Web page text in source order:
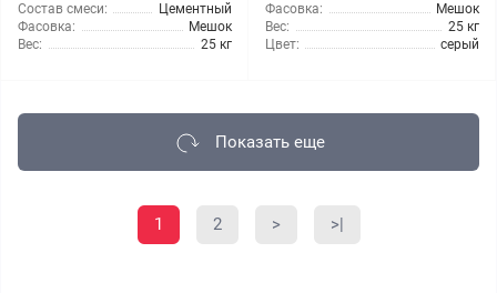
Состав смеси:
Цементный
Фасовка:
Мешок
Вес:
25 кг
Фасовка:
Мешок
Вес:
25 кг
Цвет:
серый
Показать еще
1 2 > >|